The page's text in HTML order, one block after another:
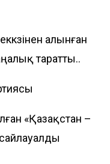
алынған
таратты..
«Қазақстан –